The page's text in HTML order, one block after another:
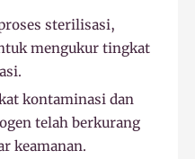
sterilisasi,
mengukur tingkat
kontaminasi dan
telah berkurang
keamanan.